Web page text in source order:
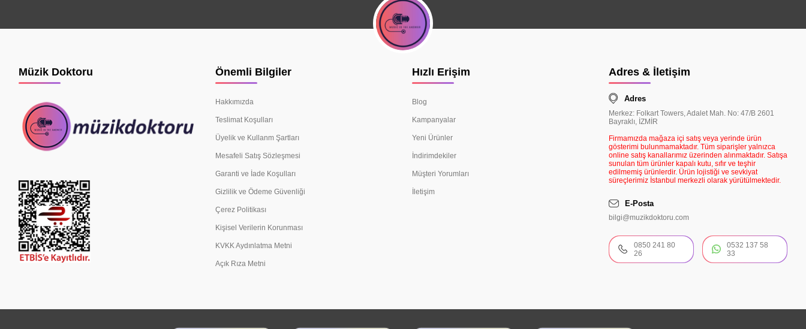
Müzik Doktoru Önemli Bilgiler
Hakkımızda
Teslimat Koşulları
Üyelik ve Kullanm Şartları
Mesafeli Satış Sözleşmesi
Garanti ve İade Koşulları
Gizlilik ve Ödeme Güvenliği
Çerez Politikası
Kişisel Verilerin Korunması
KVKK Aydınlatma Metni
Açık Rıza Metni
Hızlı Erişim
Blog
Kampanyalar
Yeni Ürünler
İndirimdekiler
Müşteri Yorumları
İletişim
Adres & İletişim
Adres
Merkez: Folkart Towers, Adalet Mah. No: 47/B 2601
Bayraklı, İZMİR
Firmamızda mağaza içi satış veya yerinde ürün
gösterimi bulunmamaktadır. Tüm siparişler yalnızca
online satış kanallarımız üzerinden alınmaktadır. Satışa
sunulan tüm ürünler kapalı kutu, sıfır ve teşhir
edilmemiş ürünlerdir. Ürün lojistiği ve sevkiyat
süreçlerimiz İstanbul merkezli olarak yürütülmektedir.
E-Posta
bilgi@muzikdoktoru.com
0850 241 80
26
0532 137 58
33